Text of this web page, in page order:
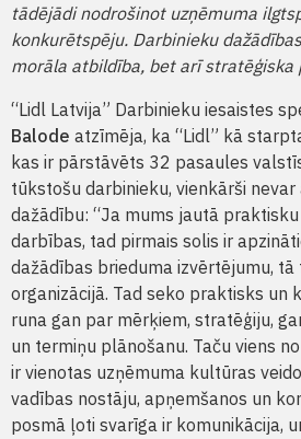
tādējādi nodrošinot uzņēmuma
konkurētspēju. Darbinieku
morāla atbildība, bet arī stratēģiska
“Lidl Latvija” Darbinieku iesaistes
Balode atzīmēja, ka “Lidl” kā
kas ir pārstāvēts 32 pasaules
tūkstošu darbinieku, vienkārši
dažādību: “Ja mums jautā
darbības, tad pirmais solis ir
dažādības brieduma izvērtējumu,
organizācijā. Tad seko praktisks un
runa gan par mērķiem, stratēģiju,
un termiņu plānošanu. Taču viens
ir vienotas uzņēmuma kultūras
vadības nostāju, apņemšanos un
posmā ļoti svarīga ir komunikācija,